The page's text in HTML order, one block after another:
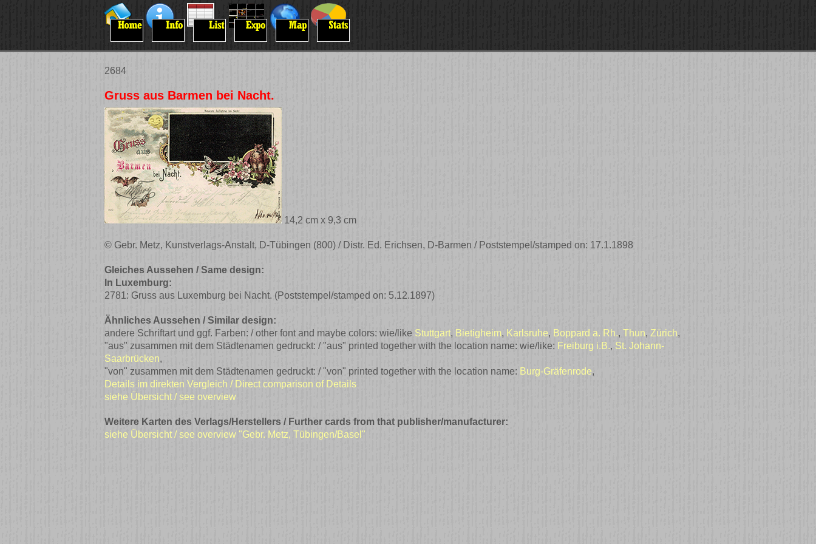
2684
Gruss aus Barmen bei Nacht.
14,2 cm x 9,3 cm
© Gebr. Metz, Kunstverlags-Anstalt, D-Tübingen (800) / Distr. Ed. Erichsen, D-Barmen / Poststempel/stamped on: 17.1.1898
Gleiches Aussehen / Same design:
In Luxemburg:
2781: Gruss aus Luxemburg bei Nacht. (Poststempel/stamped on: 5.12.1897)
Ähnliches Aussehen / Similar design:
andere Schriftart und ggf. Farben: / other font and maybe colors: wie/like Stuttgart, Bietigheim, Karlsruhe, Boppard a. Rh., Thun, Zürich,
"aus" zusammen mit dem Städtenamen gedruckt: / "aus" printed together with the location name: wie/like: Freiburg i.B., St. Johann-
Saarbrücken,
"von" zusammen mit dem Städtenamen gedruckt: / "von" printed together with the location name: Burg-Gräfenrode,
Details im direkten Vergleich / Direct comparison of Details
siehe Übersicht / see overview
Weitere Karten des Verlags/Herstellers / Further cards from that publisher/manufacturer:
siehe Übersicht / see overview "Gebr. Metz, Tübingen/Basel"